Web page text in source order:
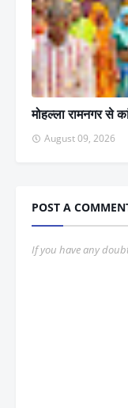
मोहल्ला रामनगर से
August 09, 2026
POST A
If you have any